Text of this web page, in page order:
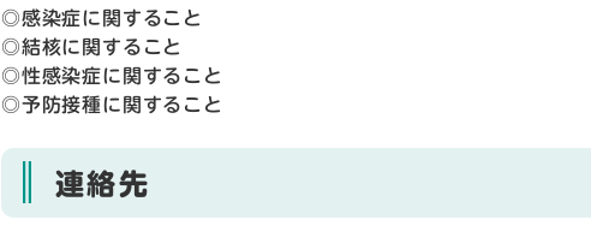
◎感染症に関すること
◎結核に関すること
◎性感染症に関すること
◎予防接種に関すること
連絡先